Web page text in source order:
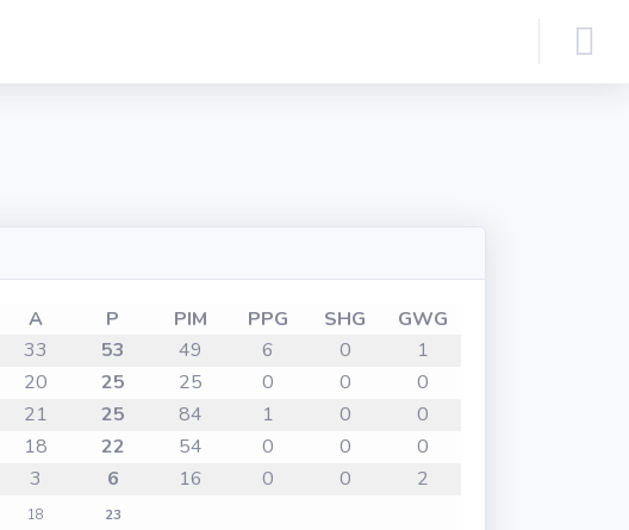
A P PIM PPG SHG
GWG
33 53 49 6 0
1
20 25 25 0 0
0
21 25 84 1 0
0
18 22 54 0 0
0
3 6 16 0 0 2
18 23